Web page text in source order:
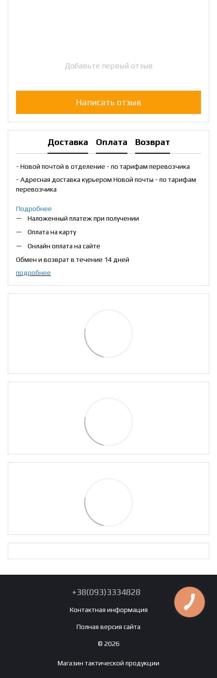
Добавьте первый отзыв
Написать отзыв
Доставка Оплата Возврат
- Новой почтой в отделение - по тарифам перевозчика
- Адресная доставка курьером Новой почты - по тарифам
перевозчика
Подробнее
Наложенный платеж при получении
Оплата на карту
Онлайн оплата на сайте
Обмен и возврат в течение 14 дней
подробнее
+38(093)3334828
Контактная информация
Полная версия сайта
© 2026
Магазин тактической продукции